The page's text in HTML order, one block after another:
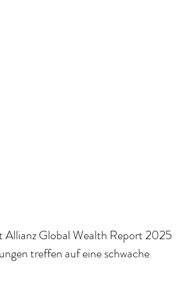
Allianz Global Wealth Report 2025
treffen auf eine schwache